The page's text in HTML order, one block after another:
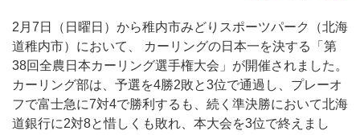
2月7日（日曜日）から稚内市みどりスポーツパーク（北海
道稚内市）において、 カーリングの日本一を決する「第
38回全農日本カーリング選手権大会」が開催されました。
カーリング部は、予選を4勝2敗と3位で通過し、プレーオ
フで富士急に7対4で勝利するも、続く準決勝において北海
道銀行に2対8と惜しくも敗れ、本大会を3位で終えまし